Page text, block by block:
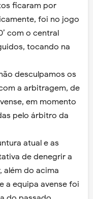
ficaram por
foi no jogo
com o central
tocando na
desculpamos os
a arbitragem, de
em momento
pelo árbitro da
atual e as
de denegrir a
além do acima
a equipa avense foi